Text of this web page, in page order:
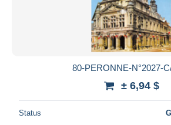
80-PERONNE-N°2027-
± 6,94 $
Status